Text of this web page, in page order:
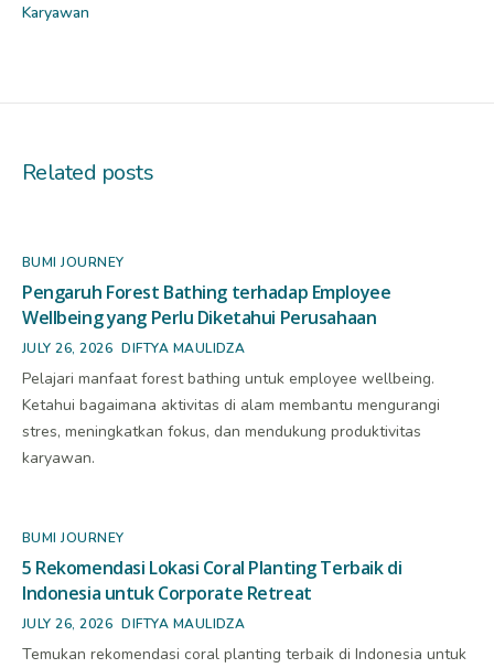
Karyawan
Related posts
BUMI JOURNEY
Pengaruh Forest Bathing terhadap Employee
Wellbeing yang Perlu Diketahui Perusahaan
JULY 26, 2026 DIFTYA MAULIDZA
Pelajari manfaat forest bathing untuk employee wellbeing.
Ketahui bagaimana aktivitas di alam membantu mengurangi
stres, meningkatkan fokus, dan mendukung produktivitas
karyawan.
BUMI JOURNEY
5 Rekomendasi Lokasi Coral Planting Terbaik di
Indonesia untuk Corporate Retreat
JULY 26, 2026 DIFTYA MAULIDZA
Temukan rekomendasi coral planting terbaik di Indonesia untuk